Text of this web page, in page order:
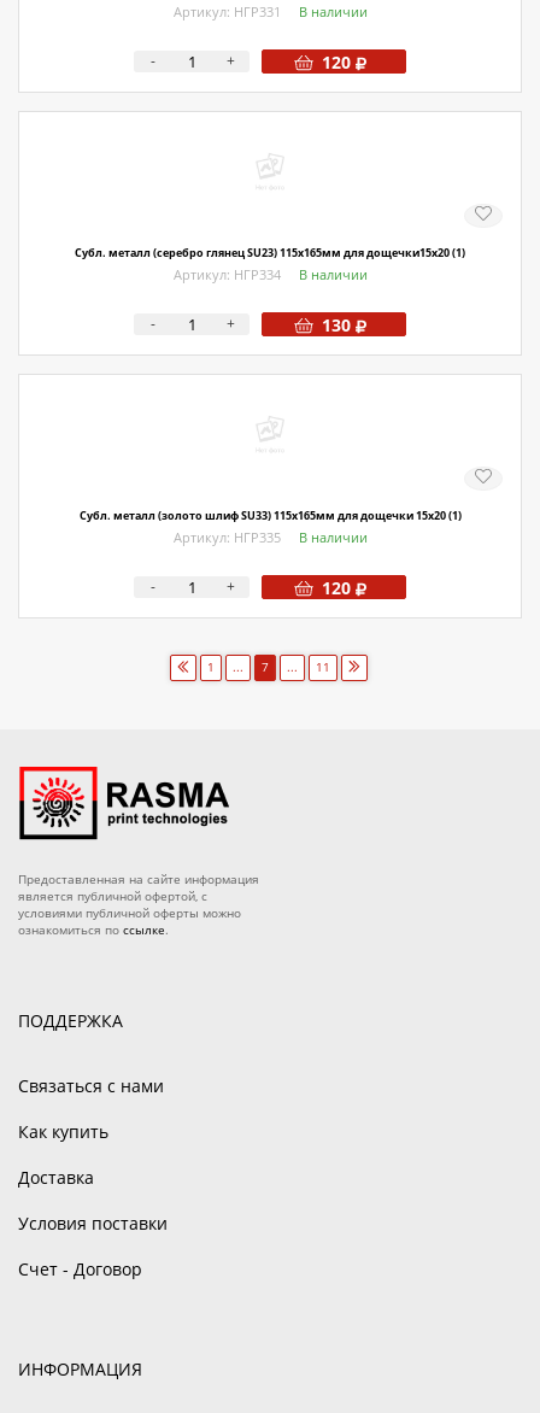
Артикул: НГР331 В наличии
- + 120
Субл. металл (серебро глянец SU23) 115х165мм для дощечки15х20 (1)
Артикул: НГР334 В наличии
- + 130
Субл. металл (золото шлиф SU33) 115х165мм для дощечки 15х20 (1)
Артикул: НГР335 В наличии
- + 120
1 ... 7 ... 11
Предоставленная на сайте информация
является публичной офертой, с
условиями публичной оферты можно
ознакомиться по ссылке.
ПОДДЕРЖКА
Связаться с нами
Как купить
Доставка
Условия поставки
Счет - Договор
ИНФОРМАЦИЯ